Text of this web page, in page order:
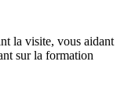
la visite, vous aidant
sur la formation